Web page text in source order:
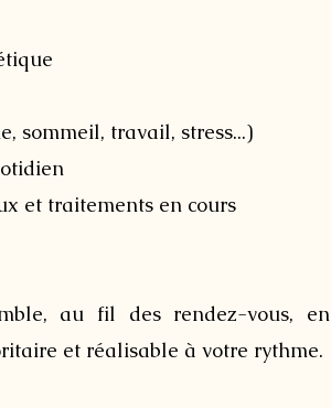
sommeil, travail, stress...)
et traitements en cours
au fil des rendez-vous, en
et réalisable à votre rythme.